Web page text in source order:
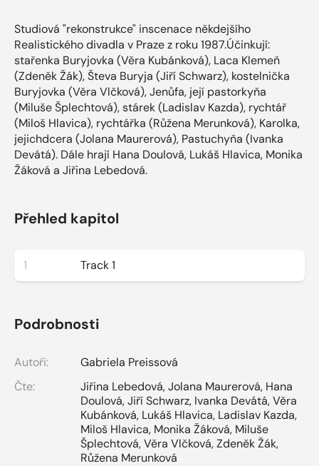
Studiová "rekonstrukce" inscenace někdejšího
Realistického divadla v Praze z roku 1987.Účinkují:
stařenka Buryjovka (Věra Kubánková), Laca Klemeň
(Zdeněk Žák), Števa Buryja (Jiří Schwarz), kostelnička
Buryjovka (Věra Vlčková), Jenůfa, její pastorkyňa
(Miluše Šplechtová), stárek (Ladislav Kazda), rychtář
(Miloš Hlavica), rychtářka (Růžena Merunková), Karolka,
jejichdcera (Jolana Maurerová), Pastuchyňa (Ivanka
Devátá). Dále hrají Hana Doulová, Lukáš Hlavica, Monika
Žáková a Jiřina Lebedová.
Přehled kapitol
1 Track 1
Podrobnosti
Autoři:
Gabriela Preissová
Čte:
Jiřina Lebedová,Jolana Maurerová, Hana
Doulová,Jiří Schwarz, Ivanka Devátá,Věra
Kubánková, Lukáš Hlavica, Ladislav Kazda,
Miloš Hlavica, Monika Žáková, Miluše
Šplechtová,Věra Vlčková,Zdeněk Žák,
Růžena Merunková